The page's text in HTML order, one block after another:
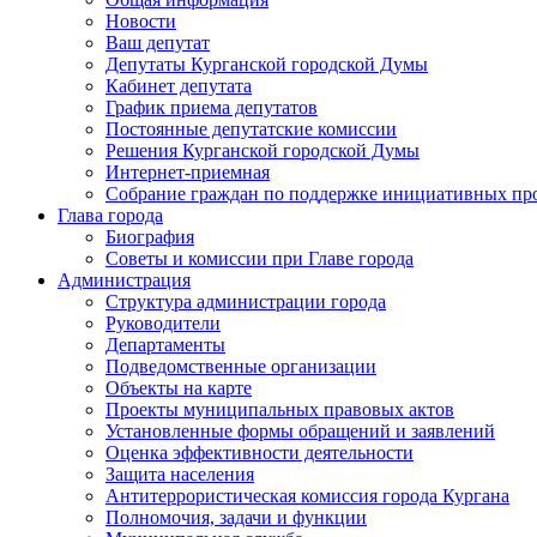
Новости
Ваш депутат
Депутаты Курганской городской Думы
Кабинет депутата
График приема депутатов
Постоянные депутатские комиссии
Решения Курганской городской Думы
Интернет-приемная
Собрание граждан по поддержке инициативных
Глава города
Биография
Советы и комиссии при Главе города
Администрация
Структура администрации города
Руководители
Департаменты
Подведомственные организации
Объекты на карте
Проекты муниципальных правовых актов
Установленные формы обращений и заявлений
Оценка эффективности деятельности
Защита населения
Антитеррористическая комиссия города Кургана
Полномочия, задачи и функции